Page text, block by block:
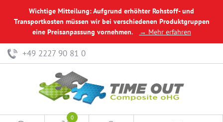
Wichtige Mitteilung: Aufgrund erhöhter Rohstoff- und
Transportkosten müssen wir bei verschiedenen Produktgruppen
eine Preisanpassung vornehmen.
→ Mehr erfahren
+49 2227 90 81 0
0